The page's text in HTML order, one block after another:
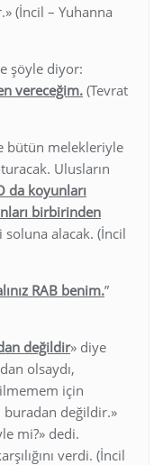
(İncil – Yuhanna
şöyle diyor:
vereceğim. (Tevrat
bütün melekleriyle
Ulusların
da koyunları
birbirinden
soluna alacak. (İncil
RAB benim.”
değildir» diye
olsaydı,
için
buradan değildir.»
mi?» dedi.
verdi. (İncil